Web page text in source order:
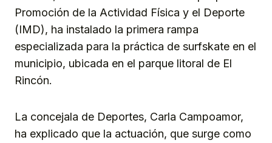
Promoción de la Actividad Física y el Deporte
(IMD), ha instalado la primera rampa
especializada para la práctica de surfskate en el
municipio, ubicada en el parque litoral de El
Rincón.
La concejala de Deportes, Carla Campoamor,
ha explicado que la actuación, que surge como